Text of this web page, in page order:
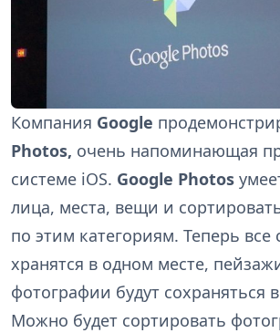
Компания Google
Photos, очень напоминающая
системе iOS. Google Photos
лица, места, вещи и
по этим категориям. Теперь все
хранятся в одном месте,
фотографии будут сохраняться
Можно будет сортировать